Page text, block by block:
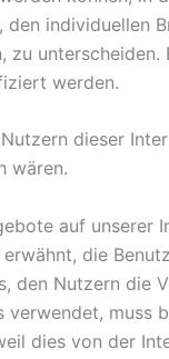
individuellen
werden.
dieser
wären.
auf unserer
die
den Nutzern die
muss
dies von der